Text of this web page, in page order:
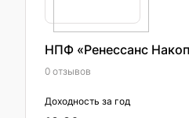
НПФ «Ренессанс
0 отзывов
Доходность за год